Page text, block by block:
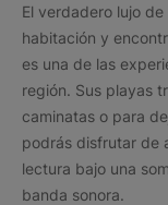
El verdadero lujo
habitación y
es una de las
región. Sus playas
caminatas o para
podrás disfrutar de
lectura bajo una
banda sonora.